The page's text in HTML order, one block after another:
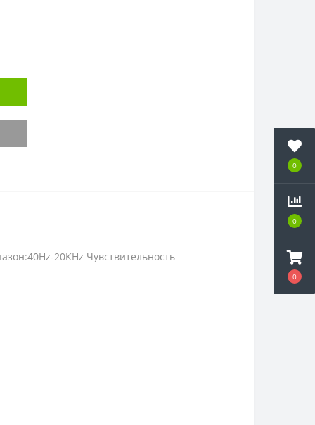
0
0
0
20KHz Чувствительность